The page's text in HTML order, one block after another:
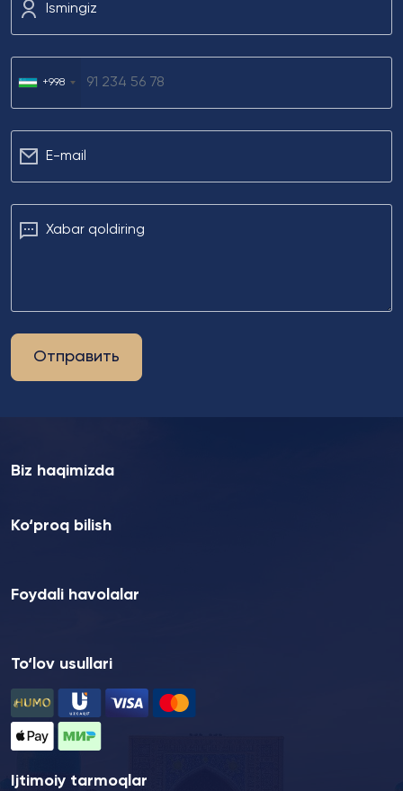
Ismingiz
+998
Е-mail
Xabar qoldiring
Отправить
Biz haqimizda
Ko‘proq bilish
Foydali havolalar
To‘lov usullari
Ijtimoiy tarmoqlar